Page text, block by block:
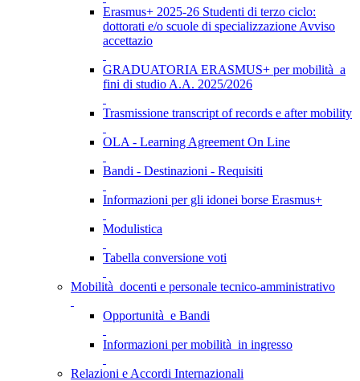
Erasmus+ 2025-26 Studenti di terzo ciclo:
dottorati e/o scuole di specializzazione Avviso
accettazio
GRADUATORIA ERASMUS+ per mobilità a
fini di studio A.A. 2025/2026
Trasmissione transcript of records e after mobility
OLA - Learning Agreement On Line
Bandi - Destinazioni - Requisiti
Informazioni per gli idonei borse Erasmus+
Modulistica
Tabella conversione voti
Mobilità docenti e personale tecnico-amministrativo
Opportunità e Bandi
Informazioni per mobilità in ingresso
Relazioni e Accordi Internazionali